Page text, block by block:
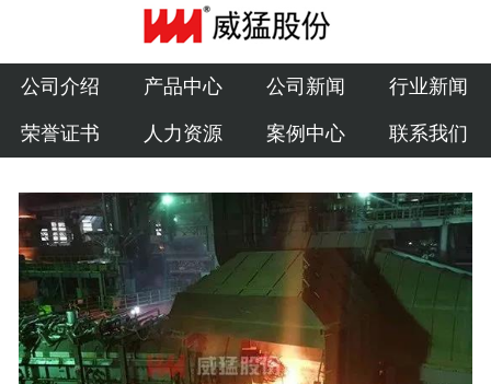
公司介绍
产品中心
公司新闻
行业新闻
荣誉证书
案例中心
公司介绍 产品中心 公司新闻 行业新闻
荣誉证书 人力资源 案例中心 联系我们